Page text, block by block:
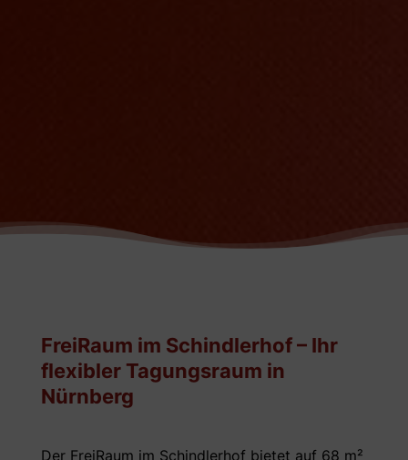
FreiRaum im Schindlerhof – Ihr
flexibler Tagungsraum in
Nürnberg
Der FreiRaum im Schindlerhof bietet auf 68 m²